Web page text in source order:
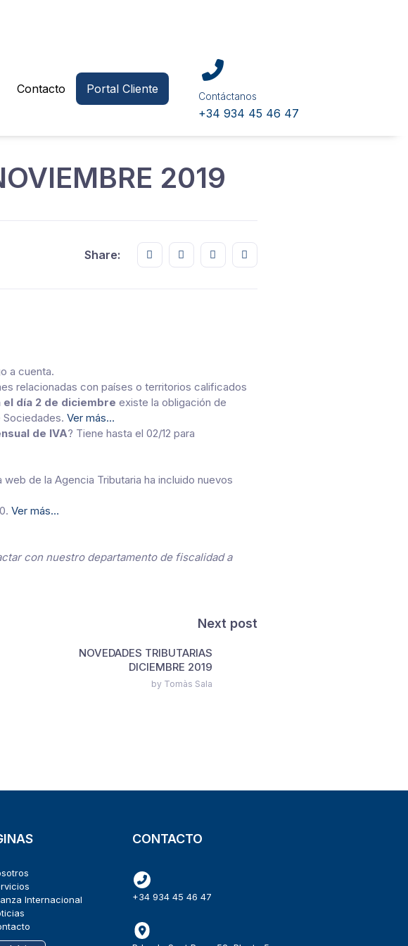
Contacto Portal Cliente
Contáctanos
+34 934 45 46 47
2019
Share: Share this on FaceBook
Share this on Twitter
Share this on GMail
Share this on EMail
a cuenta.
relacionadas con países o territorios calificados
día 2 de diciembre existe la obligación de
Sociedades. Ver más…
de IVA? Tiene hasta el 02/12 para
web de la Agencia Tributaria ha incluido nuevos
Ver más…
con nuestro departamento de fiscalidad a
Next post
NOVEDADES TRIBUTARIAS
DICIEMBRE 2019
by Tomàs Sala
Internacional
CONTACTO
+34 934 45 46 47